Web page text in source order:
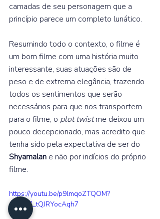
camadas de seu personagem que a
princípio parece um completo lunático.
Resumindo todo o contexto, o filme é
um bom filme com uma história muito
interessante, suas atuações são de
peso e de extrema elegância, trazendo
todos os sentimentos que serão
necessários para que nos transportem
para o filme, o plot twist me deixou um
pouco decepcionado, mas acredito que
tenha sido pela expectativa de ser do
Shyamalan e não por indícios do próprio
filme.
https://youtu.be/p9lmqoZTQOM?
si=Ugi7_tQJRYocAqh7